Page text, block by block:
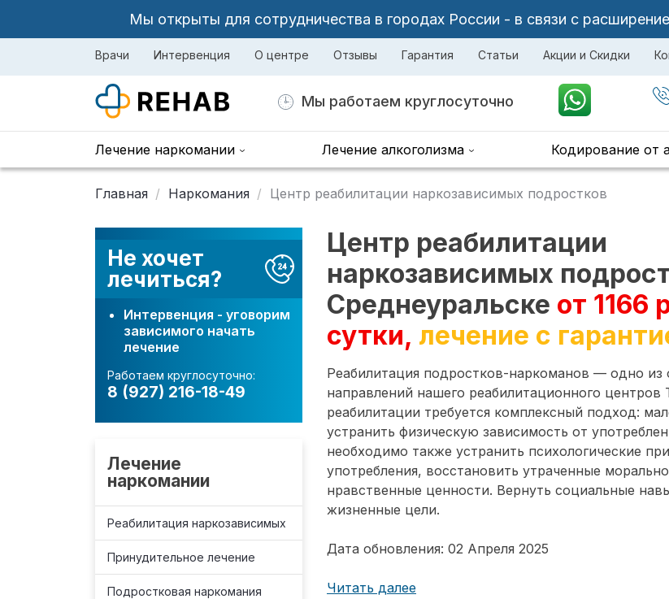
Мы открыты для сотрудничества в городах России - в связи с
Врачи Интервенция О центре Отзывы Гарантия Статьи Акции и Скидки
Мы работаем круглосуточно
Лечение наркомании Лечение алкоголизма Кодирование от
Главная Наркомания Центр реабилитации наркозависимых подростков
Не хочет
лечиться?
Интервенция - уговорим
зависимого начать
лечение
Работаем круглосуточно:
8 (927) 216-18-49
Лечение
наркомании
Реабилитация наркозависимых
Принудительное лечение
Подростковая наркомания
Центр реабилитации
наркозависимых
Среднеуральске от 1166
сутки, лечение с
Реабилитация подростков-наркоманов — одно из
направлений нашего реабилитационного центров
реабилитации требуется комплексный подход:
устранить физическую зависимость от
необходимо также устранить психологические
употребления, восстановить утраченные
нравственные ценности. Вернуть социальные
жизненные цели.
Дата обновления: 02 Апреля 2025
Читать далее